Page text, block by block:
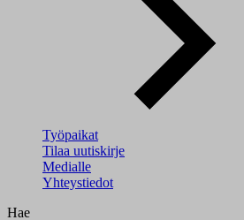
Työpaikat
Tilaa uutiskirje
Medialle
Yhteystiedot
Hae